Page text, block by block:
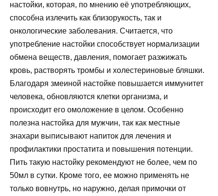
настойки, которая, по мнению её употребляющих,
способна излечить как близорукость, так и
онкологические заболевания. Считается, что
употребление настойки способствует нормализации
обмена веществ, давления, помогает разжижать
кровь, растворять тромбы и холестериновые бляшки.
Благодаря змеиной настойке повышается иммунитет
человека, обновляются клетки организма, и
происходит его омоложение в целом. Особенно
полезна настойка для мужчин, так как местные
знахари выписывают напиток для лечения и
профилактики простатита и повышения потенции.
Пить такую настойку рекомендуют не более, чем по
50мл в сутки. Кроме того, ее можно применять не
только вовнутрь, но наружно, делая примочки от